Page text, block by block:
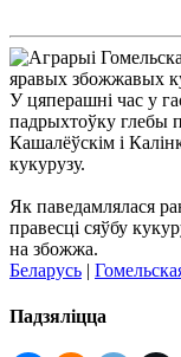
У цяперашні час у
падрыхтоўку глебы
Кашалёўскім і
кукурузу.
Як паведамлялася
правесці сяўбу
на збожжа.
Беларусь |
Падзяліцца